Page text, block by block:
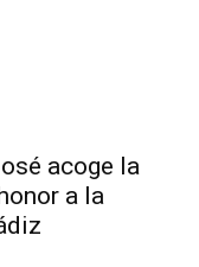
acoge la
a la